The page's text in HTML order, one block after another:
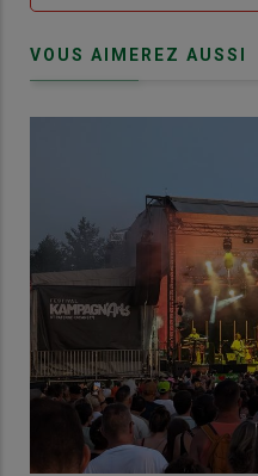
VOUS AIMEREZ AUSSI